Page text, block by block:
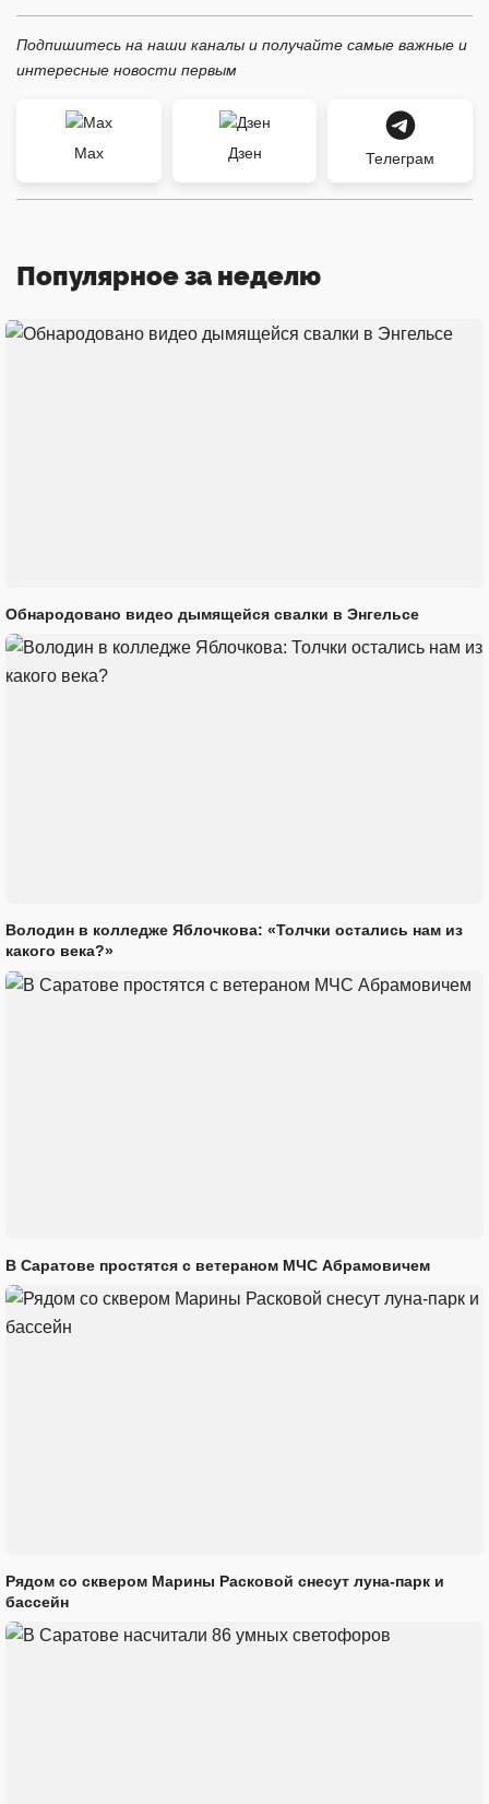
Подпишитесь на наши каналы и получайте самые важные и
интересные новости первым
Max Дзен Телеграм
Популярное за неделю
Обнародовано видео дымящейся свалки в Энгельсе
Володин в колледже Яблочкова: «Толчки остались нам из
какого века?»
В Саратове простятся с ветераном МЧС Абрамовичем
Рядом со сквером Марины Расковой снесут луна-парк и
бассейн